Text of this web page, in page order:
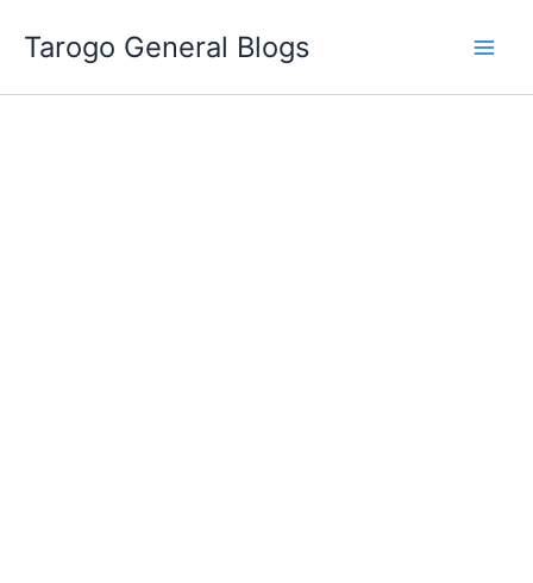
要
Tarogo General Blogs